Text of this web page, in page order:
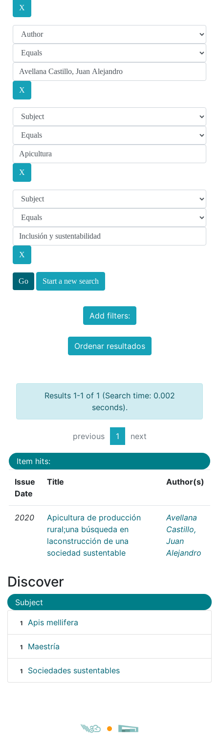
Start a new search
Add filters:
Ordenar resultados
Results 1-1 of 1 (Search time: 0.002
seconds).
previous 1 next
Item hits:
Issue
Date
Title Author(s)
2020
Apicultura de producción
rural;una búsqueda en
laconstrucción de una
sociedad sustentable
Avellana
Castillo,
Juan
Alejandro
Discover
Subject
1 Apis mellifera
1 Maestría
1 Sociedades sustentables